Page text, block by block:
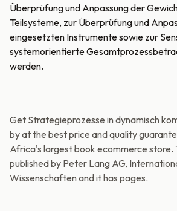
Überprüfung und Anpassung der
Teilsysteme, zur Überprüfung und
eingesetzten Instrumente sowie zur
systemorientierte
werden.
Get Strategieprozesse in dynamisch
by at the best price and quality
Africa's largest book ecommerce store.
published by Peter Lang AG,
Wissenschaften and it has pages.